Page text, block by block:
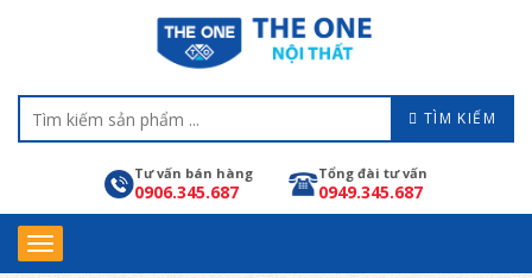
TÌM KIẾM
Tư vấn bán hàng
0906.345.687
Tổng đài tư vấn
0949.345.687